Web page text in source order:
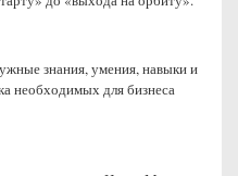
знания, умения, навыки и
необходимых для бизнеса